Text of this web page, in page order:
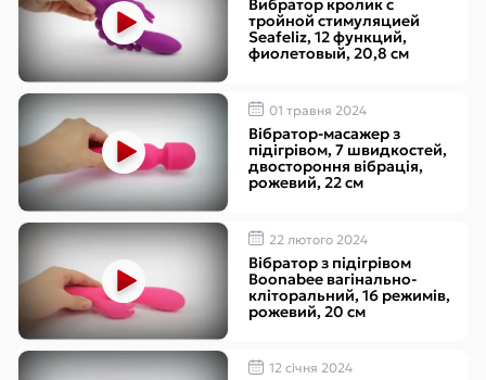
Вибратор кролик с
тройной стимуляцией
Seafeliz, 12 функций,
фиолетовый, 20,8 см
Вібратор-масажер з
підігрівом, 7 швидкостей,
двостороння вібрація,
рожевий, 22 см
01 травня 2024
Вібратор з підігрівом
Boonabee вагінально-
кліторальний, 16 режимів,
рожевий, 20 см
22 лютого 2024
12 cічня 2024